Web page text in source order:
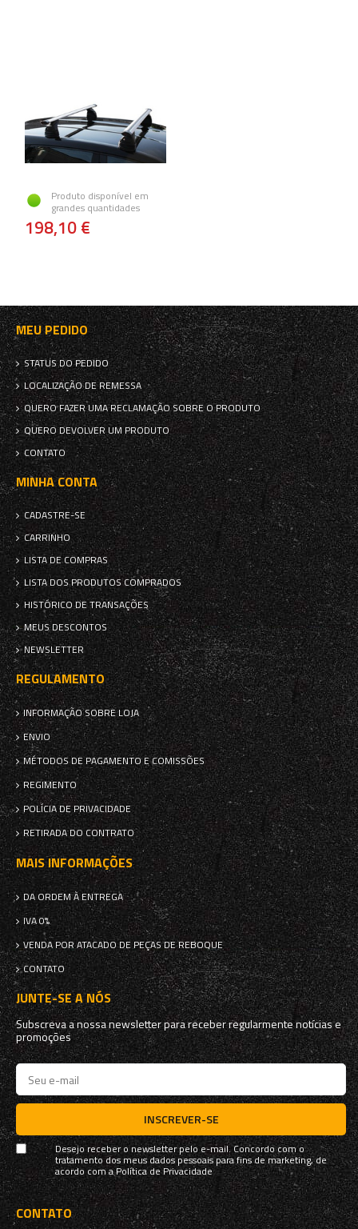
Produto disponível em
grandes quantidades
198,10 €
MEU PEDIDO
STATUS DO PEDIDO
LOCALIZAÇÃO DE REMESSA
QUERO FAZER UMA RECLAMAÇÃO SOBRE O PRODUTO
QUERO DEVOLVER UM PRODUTO
CONTATO
MINHA CONTA
CADASTRE-SE
CARRINHO
LISTA DE COMPRAS
LISTA DOS PRODUTOS COMPRADOS
HISTÓRICO DE TRANSAÇÕES
MEUS DESCONTOS
NEWSLETTER
REGULAMENTO
INFORMAÇÃO SOBRE LOJA
ENVIO
MÉTODOS DE PAGAMENTO E COMISSÕES
REGIMENTO
POLÍCIA DE PRIVACIDADE
RETIRADA DO CONTRATO
MAIS INFORMAÇÕES
DA ORDEM À ENTREGA
IVA 0%
VENDA POR ATACADO DE PEÇAS DE REBOQUE
CONTATO
JUNTE-SE A NÓS
Subscreva a nossa newsletter para receber regularmente notícias e
promoções
INSCREVER-SE
Desejo receber o newsletter pelo e-mail. Concordo com o
tratamento dos meus dados pessoais para fins de marketing, de
acordo com aPolítica de Privacidade
CONTATO